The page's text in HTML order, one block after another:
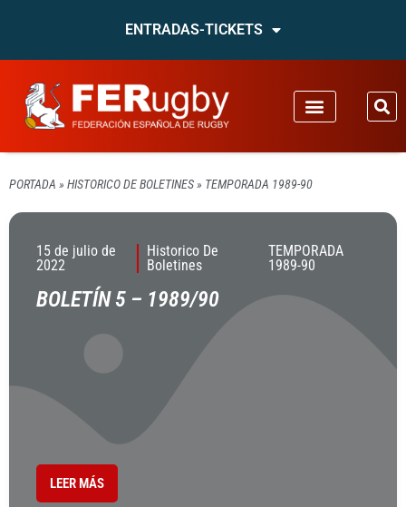
ENTRADAS-TICKETS
PORTADA » HISTORICO DE BOLETINES» TEMPORADA 1989-90
15 de julio de
2022
Historico De
Boletines
TEMPORADA
1989-90
BOLETÍN 5 – 1989/90
LEER MÁS